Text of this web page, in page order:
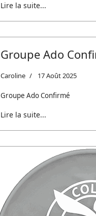
Lire la suite...
Groupe Ado
Caroline 17 Août 2025
Groupe Ado Confirmé
Lire la suite...